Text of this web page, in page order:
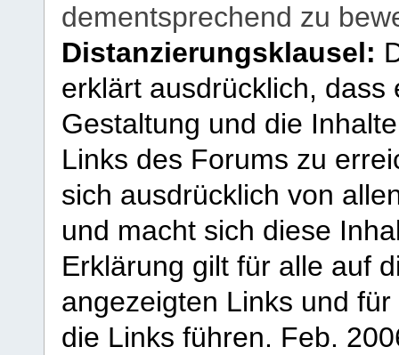
dementsprechend zu
Distanzierungsklausel:
erklärt ausdrücklich,
Gestaltung und die
Links des Forums zu
sich ausdrücklich von
und macht sich diese
Erklärung gilt für alle auf
angezeigten Links und
die Links führen. Feb.